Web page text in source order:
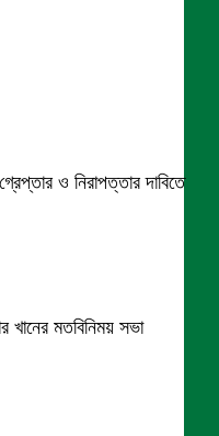
ও নিরাপত্তার দাবিতে
খানের মতবিনিময় সভা